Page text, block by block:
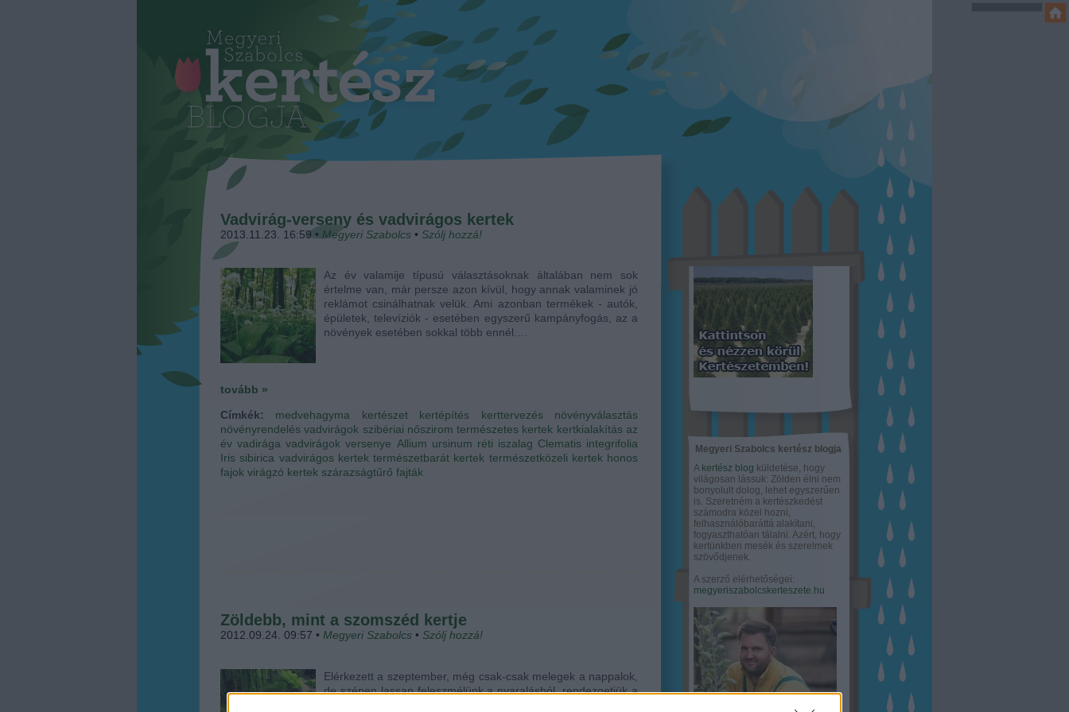
Vadvirág-verseny és vadvirágos kertek
2013.11.23. 16:59 • Megyeri Szabolcs • Szólj hozzá!
Az év valamije típusú választásoknak általában nem sok
értelme van, már persze azon kívül, hogy annak valaminek jó
reklámot csinálhatnak velük. Ami azonban termékek - autók,
épületek, televíziók - esetében egyszerű kampányfogás, az a
növények esetében sokkal több ennél.…
tovább »
Címkék: medvehagyma kertészet kertépítés kerttervezés
növényválasztás
növényrendelés vadvirágok szibériai nőszirom természetes kertek kertkialakítás az
év vadirága vadvirágok versenye Allium ursinum réti iszalag Clematis integrifolia
Iris sibirica vadvirágos kertek természetbarát kertek természetközeli kertek honos
fajok virágzó kertek szárazságtűrő fajták
Zöldebb, mint a szomszéd kertje
2012.09.24. 09:57 • Megyeri Szabolcs • Szólj hozzá!
Elérkezett a szeptember, még csak-csak melegek a nappalok,
de szépen lassan feleszmélünk a nyaralásból, rendezgetjük a
Megyeri Szabolcs kertész blogja
A kertész blog küldetése, hogy
világosan lássuk: Zölden élni nem
bonyolult dolog, lehet egyszerűen
is. Szeretném a kertészkedést
számodra közel hozni,
felhasználóbaráttá alakítani,
fogyaszthatóan tálalni. Azért, hogy
kertünkben mesék és szerelmek
szövődjenek.
A szerző elérhetőségei:
megyeriszabolcskerteszete.hu